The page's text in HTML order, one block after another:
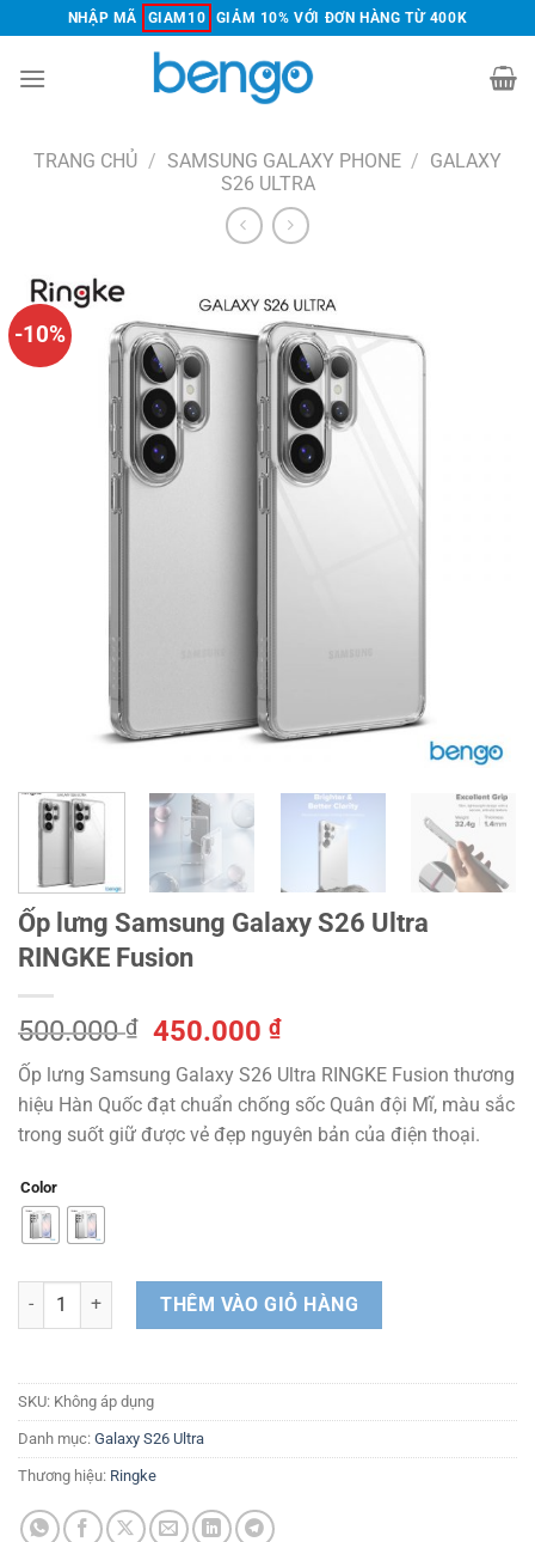
đến
nội
NHẬP MÃ GIAM10 GIẢM 10% VỚI ĐƠN HÀNG TỪ 400K
TRANG CHỦ / SAMSUNG GALAXY PHONE / GALAXY
S26 ULTRA
-10%
Ốp lưng Samsung Galaxy S26 Ultra
RINGKE Fusion
500.000₫
Giá
gốc
là:
500.000 ₫.
450.000₫Giá
hiện
tại
là:
450.000 ₫.
Ốp lưng Samsung Galaxy S26 Ultra RINGKE Fusion thương
hiệu Hàn Quốc đạt chuẩn chống sốc Quân đội Mĩ, màu sắc
trong suốt giữ được vẻ đẹp nguyên bản của điện thoại.
Color
Ốp lưng Samsung Galaxy S26 Ultra RINGKE Fusion số lượng
THÊM VÀO GIỎ HÀNG
SKU: Không áp dụng
Danh mục: Galaxy S26 Ultra
Thương hiệu: Ringke